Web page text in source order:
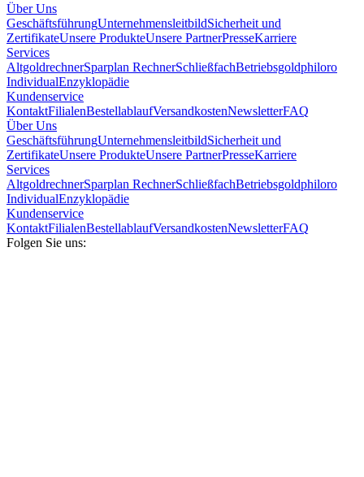
Über Uns
GeschäftsführungUnternehmensleitbildSicherheit und
ZertifikateUnsere ProdukteUnsere PartnerPresseKarriere
Services
AltgoldrechnerSparplan RechnerSchließfachBetriebsgoldphiloro
IndividualEnzyklopädie
Kundenservice
KontaktFilialenBestellablaufVersandkostenNewsletterFAQ
Über Uns
GeschäftsführungUnternehmensleitbildSicherheit und
ZertifikateUnsere ProdukteUnsere PartnerPresseKarriere
Services
AltgoldrechnerSparplan RechnerSchließfachBetriebsgoldphiloro
IndividualEnzyklopädie
Kundenservice
KontaktFilialenBestellablaufVersandkostenNewsletterFAQ
Folgen Sie uns: